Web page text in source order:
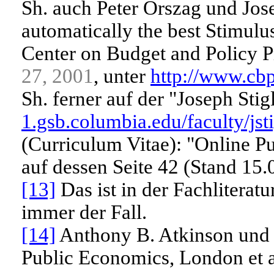
Sh. auch Peter Orszag und
automatically the best
Center on Budget and Policy
27, 2001 , unter http://
Sh. ferner auf der "Joseph
1.gsb.columbia.edu/faculty/
(Curriculum Vitae): "Online
auf dessen Seite 42 (Stand
[13] Das ist in der
immer der Fall.
[14] Anthony B. Atkinson
Public Economics, London et